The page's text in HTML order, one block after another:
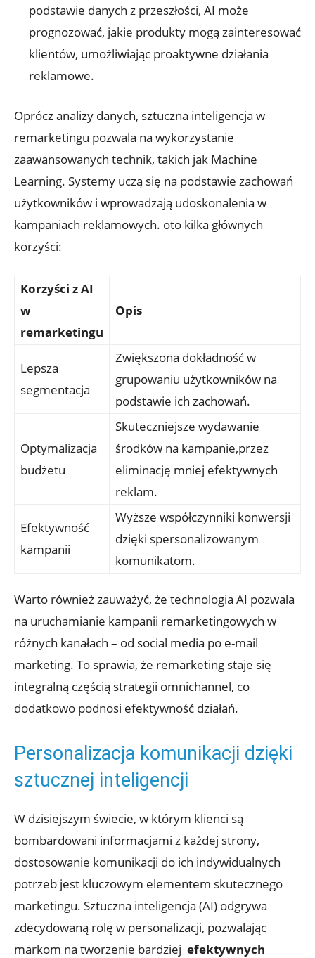
⁤podstawie‍ danych z przeszłości, AI⁣ może ​
prognozować, jakie produkty mogą zainteresować
klientów, umożliwiając proaktywne ‌działania
reklamowe.
Oprócz analizy danych, sztuczna inteligencja⁢ w
‌remarketingu pozwala na wykorzystanie​
zaawansowanych technik, takich ⁤jak Machine
Learning. Systemy uczą się​ na podstawie ‍zachowań
użytkowników​ i wprowadzają udoskonalenia w
kampaniach ⁣reklamowych. oto kilka głównych
korzyści:
Korzyści z ⁣AI
w
remarketingu
Opis
Lepsza
segmentacja
Zwiększona‌ dokładność w
grupowaniu ⁢użytkowników na
podstawie⁣ ich zachowań.
Optymalizacja
budżetu
Skuteczniejsze wydawanie
środków ​na kampanie,przez
eliminację mniej efektywnych ​
reklam.
Efektywność
kampanii
Wyższe współczynniki ⁢konwersji
dzięki ⁣spersonalizowanym
komunikatom.
Warto również zauważyć, że technologia AI pozwala
⁤na uruchamianie kampanii‍ remarketingowych w
różnych‌ kanałach – od social media po e-mail
marketing.‌ To sprawia, że ‌remarketing staje się
integralną częścią strategii omnichannel, co
dodatkowo‍ podnosi efektywność działań.
Personalizacja komunikacji dzięki
sztucznej inteligencji
W dzisiejszym ⁤świecie, w ‌którym klienci są
bombardowani‍ informacjami z każdej strony,
dostosowanie komunikacji do ich indywidualnych
⁣potrzeb jest kluczowym ‌elementem skutecznego​
marketingu. Sztuczna⁣ inteligencja (AI) odgrywa
⁢zdecydowaną⁤ rolę w personalizacji, pozwalając
markom na tworzenie bardziej ‌ efektywnych